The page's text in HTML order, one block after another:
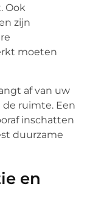
Ook
zijn
moeten
af van uw
ruimte. Een
inschatten
duurzame
en